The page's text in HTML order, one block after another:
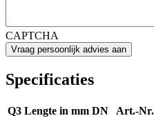
CAPTCHA
Specificaties
Q3 Lengte in mm DN
Art.-Nr.